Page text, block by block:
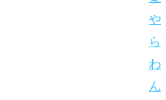
や
ら
わ
ん